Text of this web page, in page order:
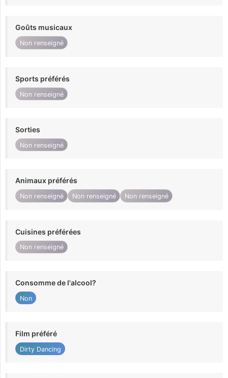
Goûts musicaux
Non renseigné
Sports préférés
Non renseigné
Sorties
Non renseigné
Animaux préférés
Non renseigné Non renseigné Non renseigné
Cuisines préférées
Non renseigné
Consomme de l'alcool?
Non
Film préféré
Dirty Dancing